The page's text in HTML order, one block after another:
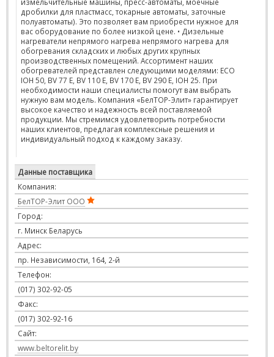
дробилки для пластмасс, токарные автоматы, заточные
полуавтоматы). Это позволяет вам приобрести нужное для
вас оборудование по более низкой цене. • Дизельные
нагреватели непрямого нагрева непрямого нагрева для
обогревания складских и любых других крупных
производственных помещений. Ассортимент наших
обогревателей представлен следующими моделями: ECO
IOH 50, BV 77 E, BV 110 E, BV 170 E, BV 290 E, IOH 25. При
необходимости наши специалисты помогут вам выбрать
нужную вам модель. Компания «БелТОР-Элит» гарантирует
высокое качество и надежность всей поставляемой
продукции. Мы стремимся удовлетворить потребности
наших клиентов, предлагая комплексные решения и
индивидуальный подход к каждому заказу.
Данные поставщика
Компания:
БелТОР-Элит ООО
Город:
г. Минск Беларусь
Адрес:
пр. Независимости, 164, 2-й
Телефон:
(017) 302-92-05
Факс:
(017) 302-92-16
Сайт:
www.beltorelit.by